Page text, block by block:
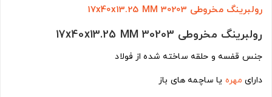
رولبرینگ مخروطی 30203 17x40x13.25 MM
رولبرینگ مخروطی 30203 17x40x13.25 MM
جنس قفسه و حلقه ساخته شده از فولاد
دارای مهره یا ساچمه های باز